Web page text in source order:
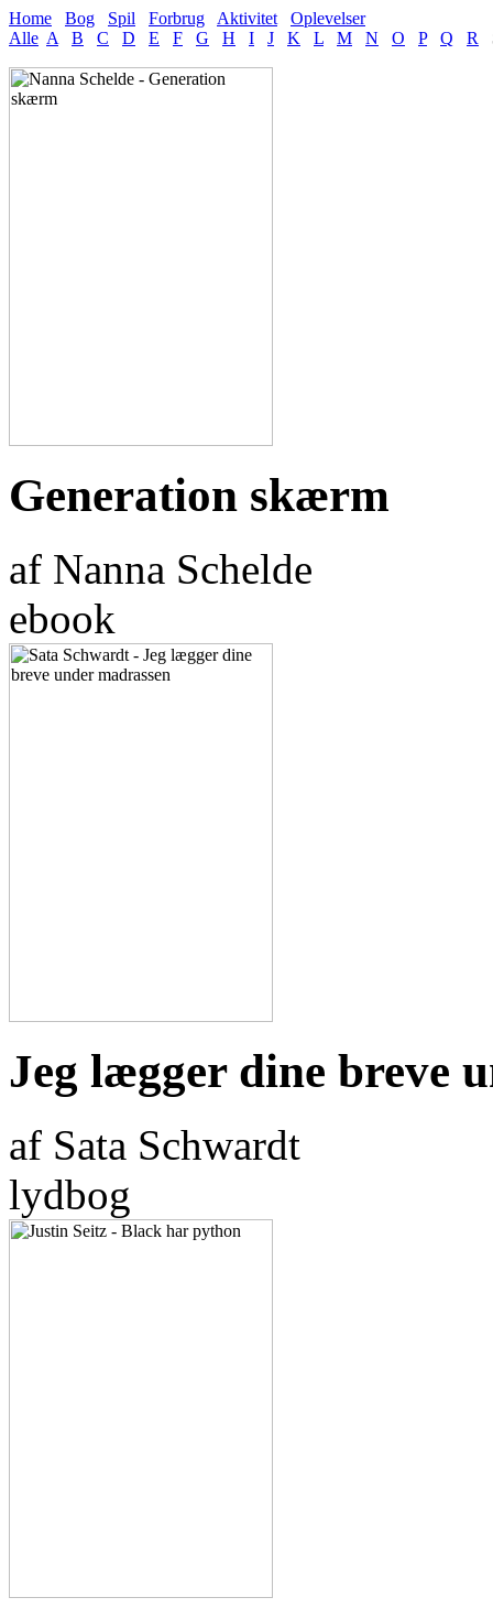
Home Bog Spil Forbrug Aktivitet
Oplevelser
Alle A B C D E F G H I J K L M N O P Q R
Generation skærm
af Nanna Schelde
ebook
Jeg lægger dine breve
af Sata Schwardt
lydbog